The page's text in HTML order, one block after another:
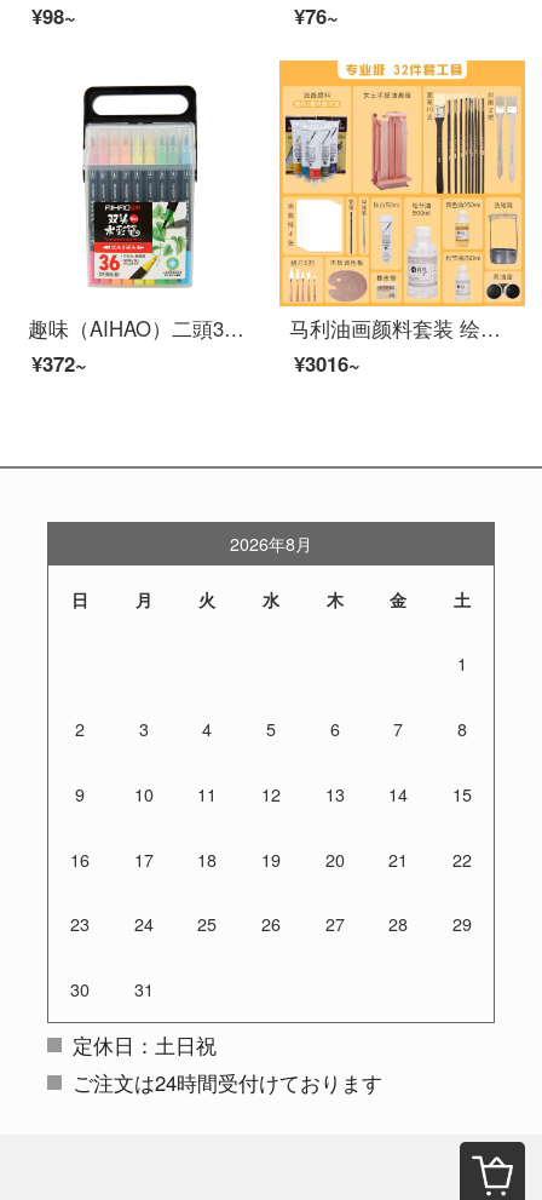
¥98~
¥76~
趣味（AIHAO）二頭36色の水彩ペンセットソフトヘッド水洗画ブラシCP 600
¥372~
马利油画颜料套装 绘画写生工具箱套装美术油彩染料入门调色油套装24色专用玛丽艺术家全套油画材料用品 油画【专业级32件套】【女士油画箱】 【50ML*12色】套装【色卡见详情】
¥3016~
2026年8月
日 月 火 水 木 金 土
1
2 3 4 5 6 7 8
9 10 11 12 13 14 15
16 17 18 19 20 21 22
23 24 25 26 27 28 29
30 31
定休日：土日祝
ご注文は24時間受付けております